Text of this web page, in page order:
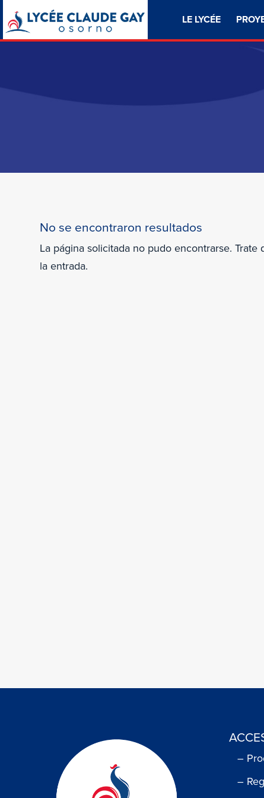
LE LYCÉE
No se encontraron resultados
La página solicitada no pudo encontrarse.
la entrada.
–
–